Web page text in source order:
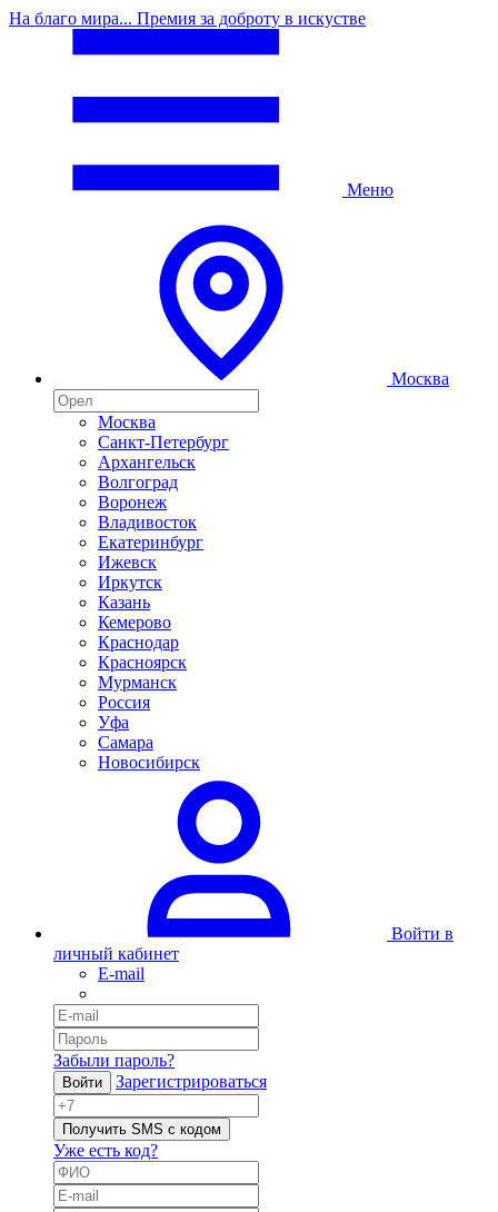
На благо мира... Премия за доброту в искустве
Меню
Москва
Москва
Санкт-Петербург
Архангельск
Волгоград
Воронеж
Владивосток
Екатеринбург
Ижевск
Иркутск
Казань
Кемерово
Краснодар
Красноярск
Мурманск
Россия
Уфа
Самара
Новосибирск
Войти в
личный кабинет
E-mail
Забыли пароль?
Войти Зарегистрироваться
Получить SMS с кодом
Уже есть код?